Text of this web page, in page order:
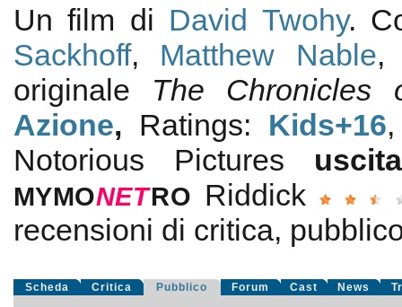
Un film di David Twohy.
Sackhoff, Matthew Nable
originale The Chronicles
Azione, Ratings: Kids+16
Notorious Pictures
MYMONETRO Riddick
recensioni di critica,
Scheda Critica Pubblico Forum Cast News